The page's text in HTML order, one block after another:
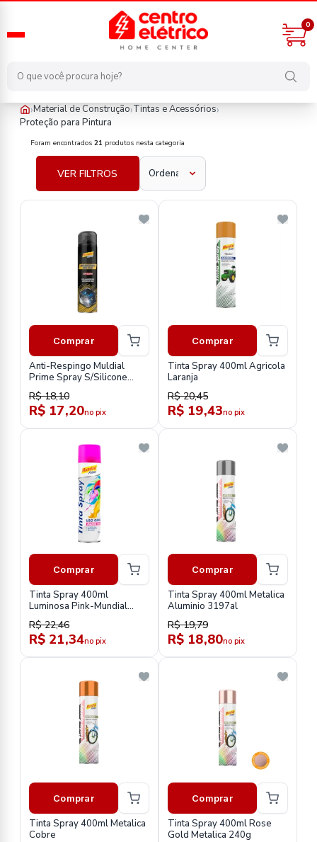
0
›Material de Construção›Tintas e Acessórios›
Proteção para Pintura
material-de-construcao/tintas-e-acessorios/protecao-para-
Foram encontrados 21 produtos nesta categoria
VER FILTROS
Comprar
Anti-Respingo Muldial
Prime Spray S/Silicone
280g
R$ 18,10
R$ 17,20no pix
Comprar
Tinta Spray 400ml Agricola
Laranja
R$ 20,45
R$ 19,43no pix
Comprar
Tinta Spray 400ml
Luminosa Pink-Mundial
Prime
R$ 22,46
R$ 21,34no pix
Comprar
Tinta Spray 400ml Metalica
Aluminio 3197al
R$ 19,79
R$ 18,80no pix
Comprar
Tinta Spray 400ml Metalica
Cobre
Comprar
Tinta Spray 400ml Rose
Gold Metalica 240g